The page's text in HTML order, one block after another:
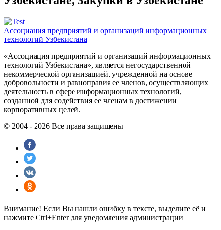
Ассоциация предприятий и организаций информационных
технологий Узбекистана
«Ассоциация предприятий и организаций информационных
технологий Узбекистана», является негосударственной
некоммерческой организацией, учрежденной на основе
добровольности и равноправия ее членов, осуществляющиx
деятельность в сфере информационных технологий,
созданной для содействия ее членам в достижении
корпоративных целей.
© 2004 - 2026 Все права защищены
Внимание! Если Вы нашли ошибку в тексте, выделите её и
нажмите Ctrl+Enter для уведомления администрации